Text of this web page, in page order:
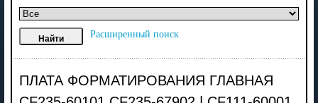
Расширенный поиск
ПЛАТА ФОРМАТИРОВАНИЯ ГЛАВНАЯ